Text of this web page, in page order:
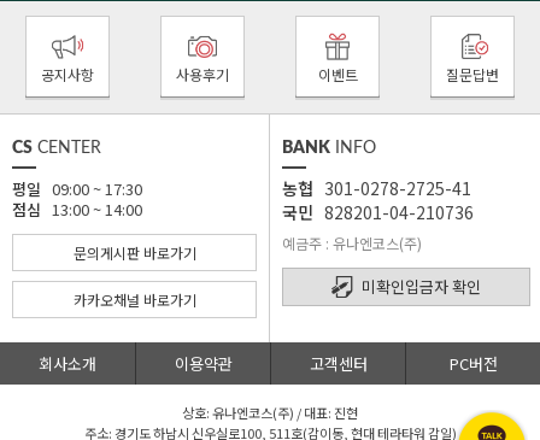
공지사항 사용후기 이벤트 질문답변
CS CENTER
평일 09:00 ~ 17:30
점심 13:00 ~ 14:00
문의게시판 바로가기
카카오채널 바로가기
BANK INFO
농협 301-0278-2725-41
국민 828201-04-210736
예금주 : 유나엔코스(주)
미확인입금자 확인
회사소개 이용약관 고객센터 PC버전
상호: 유나엔코스(주) / 대표: 진현
주소: 경기도 하남시 신우실로100, 511호(감이동, 현대 테라타워 감일)